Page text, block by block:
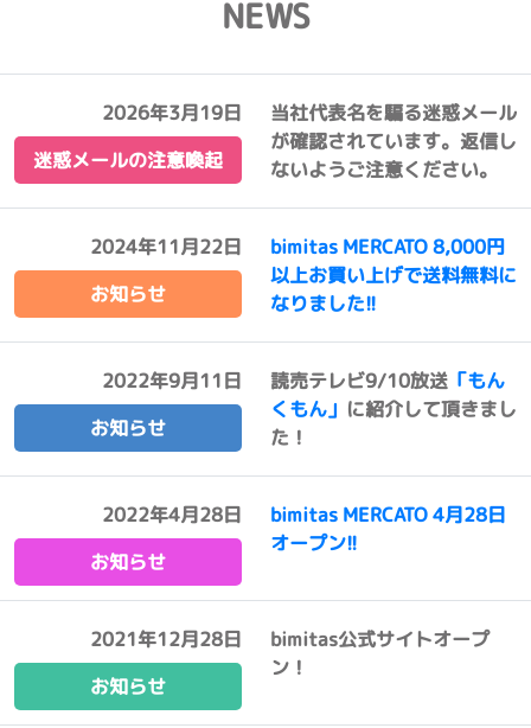
NEWS
2026年3月19日
迷惑メールの注意喚起
当社代表名を騙る迷惑メール
が確認されています。返信し
ないようご注意ください。
2024年11月22日
お知らせ
bimitas MERCATO 8,000円
以上お買い上げで送料無料に
なりました!!
2022年9月11日
お知らせ
読売テレビ9/10放送 「もん
くもん」 に紹介して頂きまし
た！
2022年4月28日
お知らせ
bimitas MERCATO 4月28日
オープン!!
2021年12月28日
お知らせ
bimitas公式サイトオープ
ン！